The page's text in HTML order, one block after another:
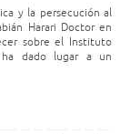
y la persecución al
Harari Doctor en
sobre el Instituto
ha dado lugar a un